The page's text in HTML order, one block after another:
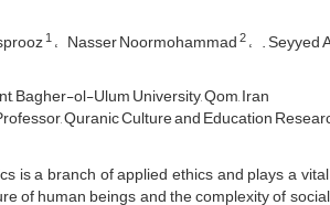
1 Nasser Noormohammad2 . Seyyed
Bagher-ol-Ulum University, Qom, Iran
Quranic Culture and Education
is a branch of applied ethics and plays a
of human beings and the complexity of